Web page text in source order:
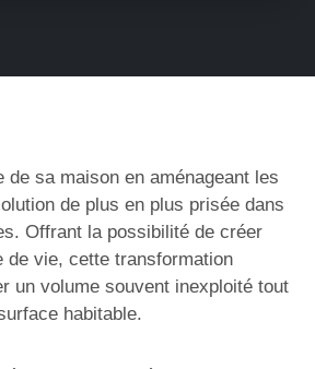
de sa maison en aménageant les
de plus en plus prisée dans
Offrant la possibilité de créer
de vie, cette transformation
un volume souvent inexploité tout
habitable.